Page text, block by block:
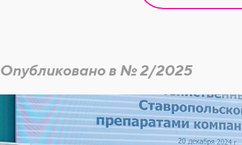
Опубликовано в № 2/2025